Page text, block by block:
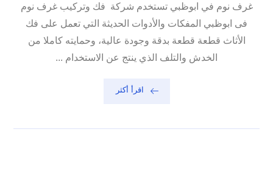
غرف نوم في ابوظبي تستخدم شركة فك وتركيب غرف نوم
فى ابوظبي المفكات والأدوات الحديثة التي تعمل على فك
الأثاث قطعة قطعة بدقة وجودة عالية، وحمايته كاملا من
الخدش والتلف الذي ينتج عن الاستخدام ...
اقرأ أكثر